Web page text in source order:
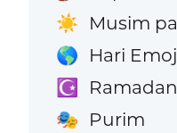
☀️ Musim
🌎 Hari
☪️ Ramadan
🎭 Purim